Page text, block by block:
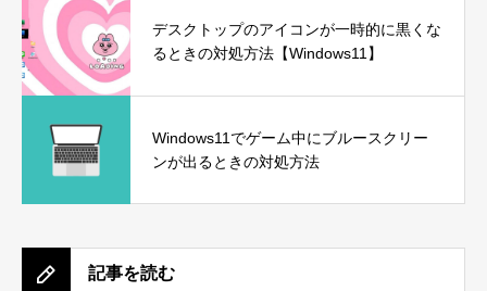
デスクトップのアイコンが一時的に黒くな
るときの対処方法【Windows11】
Windows11でゲーム中にブルースクリー
ンが出るときの対処方法
記事を読む